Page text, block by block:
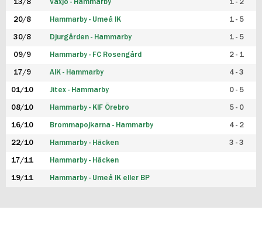
13/8 Växjö - Hammarby 1 - 2
20/8 Hammarby - Umeå IK 1 - 5
30/8 Djurgården - Hammarby 1 - 5
09/9 Hammarby - FC Rosengård 2 - 1
17/9 AIK - Hammarby 4 - 3
01/10 Jitex - Hammarby 0 - 5
08/10 Hammarby - KIF Örebro 5 - 0
16/10 Brommapojkarna - Hammarby 4 - 2
22/10 Hammarby - Häcken 3 - 3
17/11 Hammarby - Häcken
19/11 Hammarby - Umeå IK eller BP